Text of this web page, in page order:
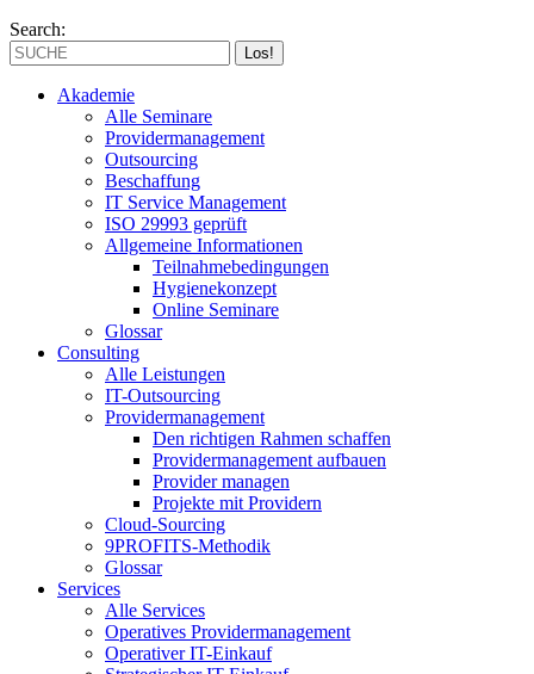
Search:
Akademie
Alle Seminare
Providermanagement
Outsourcing
Beschaffung
IT Service Management
ISO 29993 geprüft
Allgemeine Informationen
Teilnahmebedingungen
Hygienekonzept
Online Seminare
Glossar
Consulting
Alle Leistungen
IT-Outsourcing
Providermanagement
Den richtigen Rahmen schaffen
Providermanagement aufbauen
Provider managen
Projekte mit Providern
Cloud-Sourcing
9PROFITS-Methodik
Glossar
Services
Alle Services
Operatives Providermanagement
Operativer IT-Einkauf